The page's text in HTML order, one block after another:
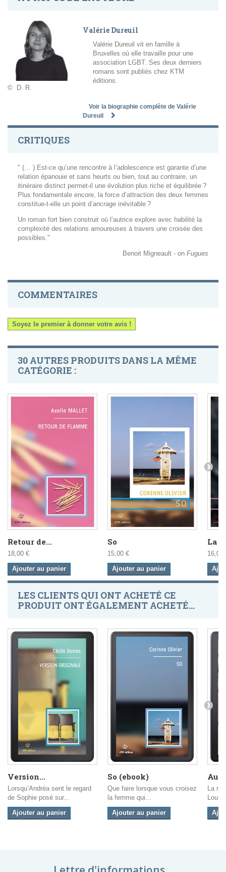
© D. R.
Valérie Dureuil
Valérie Dureuil vit en famille à
Bruxelles où elle travaille pour une
association LGBT. Ses deux derniers
romans sont publiés chez KTM
éditions.
Voir la biographie complète de Valérie
Dureuil
CRITIQUES
" (… ) Est-ce qu’une rencontre à l’adolescence est garante d’une
relation épanouie et sans heurts ou bien, tout au contraire, un
itinéraire distinct permet-il une évolution plus riche et équilibrée ?
Plus fondamentale encore, la force d’attraction des deux femmes
constitue-t-elle un point d’ancrage inévitable ?
Un roman fort bien construit où l’autrice explore avec habilité la
complexité des relations amoureuses à travers une croisée des
possibles."
Benoit Migneault - on Fugues
COMMENTAIRES
Soyez le premier à donner votre avis !
30 AUTRES PRODUITS DANS LA MÊME
CATÉGORIE :
Retour de...
18,00 €
Ajouter au panier
So
15,00 €
Ajouter au panier
La
16,00
LES CLIENTS QUI ONT ACHETÉ CE
PRODUIT ONT ÉGALEMENT ACHETÉ...
Version...
Lorsqu’Andréa sent le regard
de Sophie posé sur...
Ajouter au panier
So (ebook)
Que faire lorsque vous croisez
la femme qui...
Ajouter au panier
Au
La